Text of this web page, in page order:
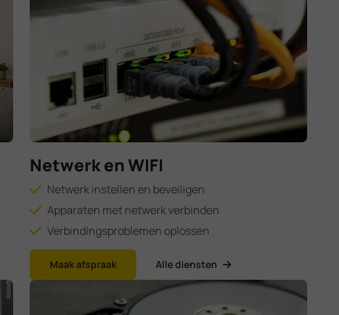
Netwerk en WIFI
Netwerk instellen en beveiligen
Apparaten met netwerk verbinden
Verbindingsproblemen oplossen
Maak afspraak Alle diensten